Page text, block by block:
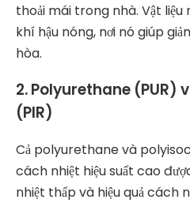
thoải mái trong nhà. Vật liệu
khí hậu nóng, nơi nó giúp
hòa.
2. Polyurethane (PUR)
(PIR)
Cả polyurethane và
cách nhiệt hiệu suất cao
nhiệt thấp và hiệu quả cách